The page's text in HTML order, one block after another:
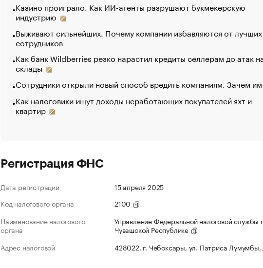
Казино проиграло. Как ИИ-агенты разрушают букмекерскую
индустрию
Выживают сильнейших. Почему компании избавляются от лучших
сотрудников
Как банк Wildberries резко нарастил кредиты селлерам до атак
склады
Сотрудники открыли новый способ вредить компаниям. Зачем
Как налоговики ищут доходы неработающих покупателей яхт и
квартир
Регистрация ФНС
Дата регистрации
15 апреля 2025
Код налогового органа
2100
Наименование налогового
органа
Управление Федеральной налоговой службы
Чувашской Республике
Адрес налоговой
428022, г. Чебоксары, ул. Патриса Лумумбы,